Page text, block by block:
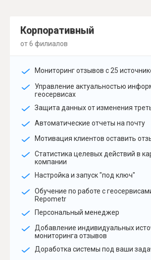
Корпоративный
от 6 филиалов
Мониторинг отзывов с 25
Управление актуальностью
геосервисах
Защита данных от изменения
Автоматические отчеты на почту
Мотивация клиентов оставить
Статистика целевых действий в
компании
Настройка и запуск "под ключ"
Обучение по работе с
Repometr
Персональный менеджер
Добавление индивидуальных
мониторинга отзывов
Доработка системы под ваши